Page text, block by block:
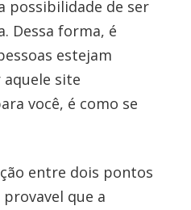
possibilidade de ser
Dessa forma, é
estejam
aquele site
você, é como se
entre dois pontos
que a